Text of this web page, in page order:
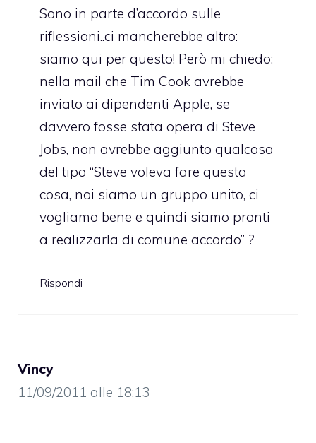
Sono in parte d’accordo sulle
riflessioni..ci mancherebbe altro:
siamo qui per questo! Però mi chiedo:
nella mail che Tim Cook avrebbe
inviato ai dipendenti Apple, se
davvero fosse stata opera di Steve
Jobs, non avrebbe aggiunto qualcosa
del tipo “Steve voleva fare questa
cosa, noi siamo un gruppo unito, ci
vogliamo bene e quindi siamo pronti
a realizzarla di comune accordo” ?
Rispondi
Vincy
11/09/2011 alle 18:13